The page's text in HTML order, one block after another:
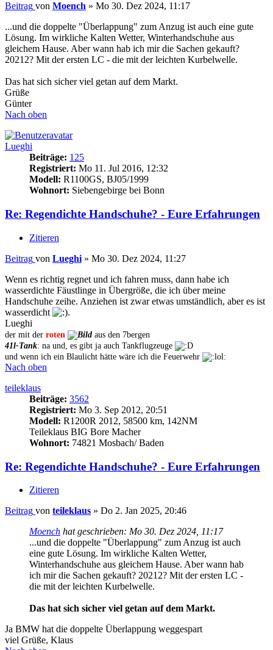
Beitrag von Moench » Mo 30. Dez 2024, 11:17
...und die doppelte "Überlappung" zum Anzug ist auch eine gute
Lösung. Im wirkliche Kalten Wetter, Winterhandschuhe aus
gleichem Hause. Aber wann hab ich mir die Sachen gekauft?
20212? Mit der ersten LC - die mit der leichten Kurbelwelle.
Das hat sich sicher viel getan auf dem Markt.
Grüße
Günter
Nach oben
Lueghi
Beiträge: 125
Registriert: Mo 11. Jul 2016, 12:32
Modell: R1100GS, BJ05/1999
Wohnort: Siebengebirge bei Bonn
Re: Regendichte Handschuhe? - Eure Erfahrungen
Zitieren
Beitrag von Lueghi » Mo 30. Dez 2024, 11:27
Wenn es richtig regnet und ich fahren muss, dann habe ich
wasserdichte Fäustlinge in Übergröße, die ich über meine
Handschuhe zeihe. Anziehen ist zwar etwas umständlich, aber es ist
wasserdicht
.
Lueghi
der mit der roten
aus den 7bergen
41l-Tank: na und, es gibt ja auch Tankflugzeuge
und wenn ich ein Blaulicht hätte wäre ich die Feuerwehr
Nach oben
teileklaus
Beiträge: 3562
Registriert: Mo 3. Sep 2012, 20:51
Modell: R1200R 2012, 58500 km, 142NM
Teileklaus BIG Bore Macher
Wohnort: 74821 Mosbach/ Baden
Re: Regendichte Handschuhe? - Eure Erfahrungen
Zitieren
Beitrag von teileklaus » Do 2. Jan 2025, 20:46
Moench hat geschrieben: Mo 30. Dez 2024, 11:17
...und die doppelte "Überlappung" zum Anzug ist auch
eine gute Lösung. Im wirkliche Kalten Wetter,
Winterhandschuhe aus gleichem Hause. Aber wann hab
ich mir die Sachen gekauft? 20212? Mit der ersten LC -
die mit der leichten Kurbelwelle.
Das hat sich sicher viel getan auf dem Markt.
Ja BMW hat die doppelte Überlappung weggespart
viel Grüße, Klaus